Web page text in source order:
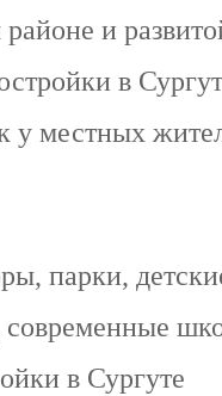
и
в
у местных
парки,
в Сургуте